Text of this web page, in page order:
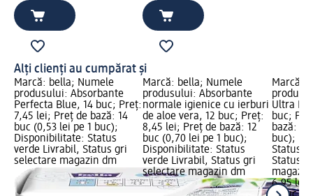
Alți clienți au cumpărat și
Marcă: bella; Numele
produsului: Absorbante
Perfecta Blue, 14 buc; Preț:
7,45 lei; Preț de bază: 14
buc (0,53 lei pe 1 buc);
Disponibilitate: Status
verde Livrabil, Status gri
selectare magazin dm
Marcă: bella; Numele
produsului: Absorbante
normale igienice cu ierburi
de aloe vera, 12 buc; Preț:
8,45 lei; Preț de bază: 12
buc (0,70 lei pe 1 buc);
Disponibilitate: Status
verde Livrabil, Status gri
selectare magazin dm
Marcă:
Ultra
buc;
bază: 7
buc);
Status
Status
6,95 lei